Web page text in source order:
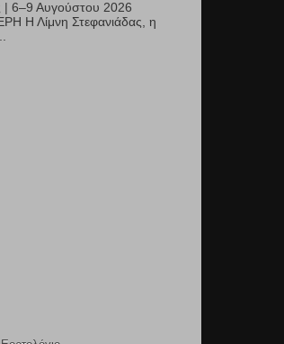
| 6–9 Αυγούστου 2026
Η Λίμνη Στεφανιάδας, η